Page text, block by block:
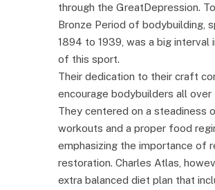
through the GreatDepression.
Bronze Period of bodybuilding,
1894 to 1939, was a big interval
of this sport.
Their dedication to their craft
encourage bodybuilders all over
They centered on a steadiness
workouts and a proper food
emphasizing the importance of
restoration. Charles Atlas,
extra balanced diet plan that